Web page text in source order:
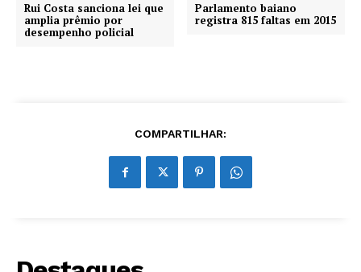
Rui Costa sanciona lei que
amplia prêmio por
desempenho policial
Parlamento baiano
registra 815 faltas em 2015
COMPARTILHAR: